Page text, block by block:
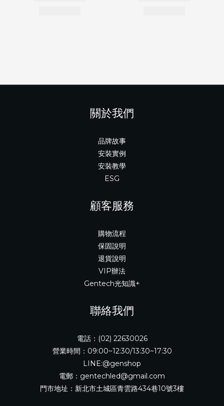
關於我們
品牌故事
安裝實例
安裝教學
ESG
顧客服務
購物流程
保固說明
退貨說明
VIP辦法
Gentech光知識+
聯絡我們
電話：(02) 22630026
營業時間：09:00~12:30/13:30~17:30
LINE:@genshop
電郵：gentechled@gmail.com
門市地址：新北市土城區青雲路434巷10號3樓